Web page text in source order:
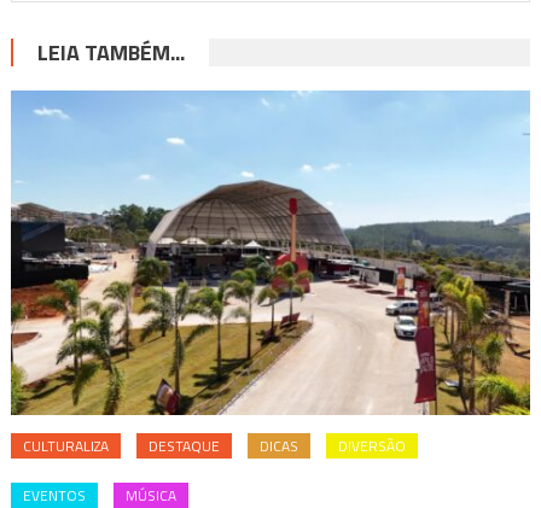
LEIA TAMBÉM...
CULTURALIZA DESTAQUE DICAS DIVERSÃO
EVENTOS MÚSICA